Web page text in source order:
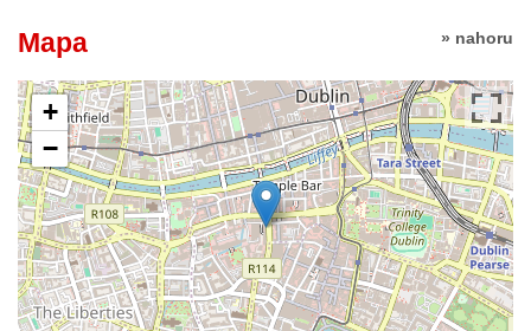
» nahoru
Mapa
+
−